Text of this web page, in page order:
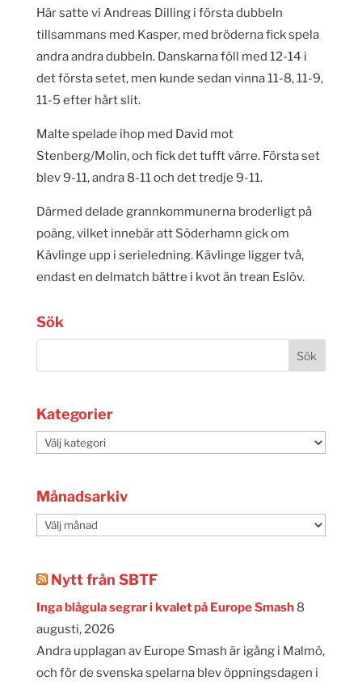
Här satte vi Andreas Dilling i första dubbeln
tillsammans med Kasper, med bröderna fick spela
andra andra dubbeln. Danskarna föll med 12-14 i
det första setet, men kunde sedan vinna 11-8, 11-9,
11-5 efter hårt slit.
Malte spelade ihop med David mot
Stenberg/Molin, och fick det tufft värre. Första set
blev 9-11, andra 8-11 och det tredje 9-11.
Därmed delade grannkommunerna broderligt på
poäng, vilket innebär att Söderhamn gick om
Kävlinge upp i serieledning. Kävlinge ligger två,
endast en delmatch bättre i kvot än trean Eslöv.
Sök
Kategorier
Kategorier
Månadsarkiv
Månadsarkiv
Nytt från SBTF
Inga blågula segrar i kvalet på Europe Smash 8
augusti, 2026
Andra upplagan av Europe Smash är igång i Malmö,
och för de svenska spelarna blev öppningsdagen i